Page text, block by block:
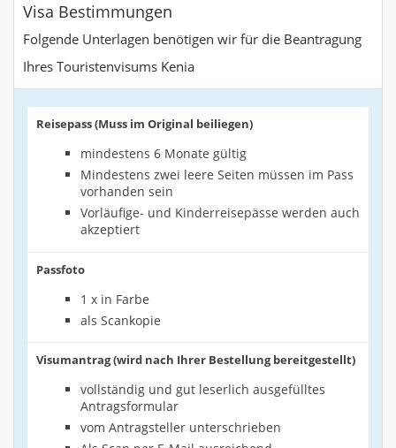
Visa Bestimmungen
Folgende Unterlagen benötigen wir für die Beantragung
Ihres Touristenvisums Kenia
Reisepass (Muss im Original beiliegen)
mindestens 6 Monate gültig
Mindestens zwei leere Seiten müssen im Pass
vorhanden sein
Vorläufige- und Kinderreisepässe werden auch
akzeptiert
Passfoto
1 x in Farbe
als Scankopie
Visumantrag (wird nach Ihrer Bestellung bereitgestellt)
vollständig und gut leserlich ausgefülltes
Antragsformular
vom Antragsteller unterschrieben